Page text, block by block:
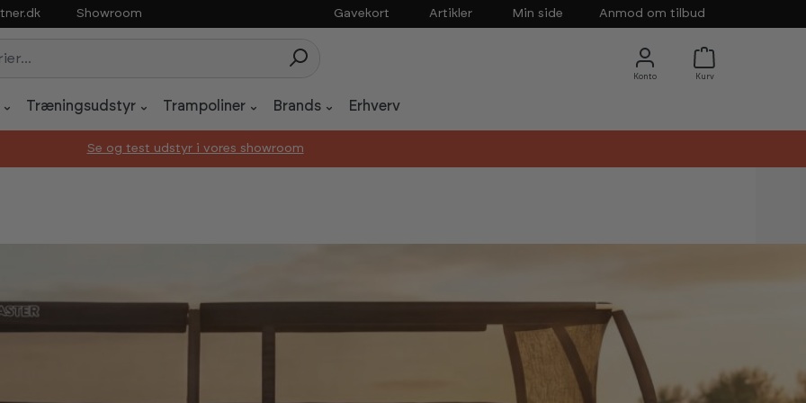
Showroom Gavekort Artikler Min side Anmod om tilbud
Træningsudstyr Trampoliner Brands Erhverv
Se og test udstyr i vores showroom